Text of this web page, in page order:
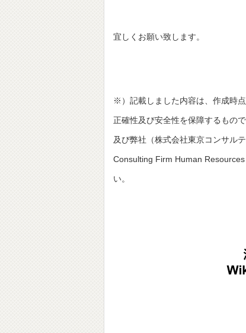
宜しくお願い致します。
※）記載しました内容は、作成時
正確性及び安全性を保障するもの
及び弊社（株式会社東京コンサル
Consulting Firm Human
い。